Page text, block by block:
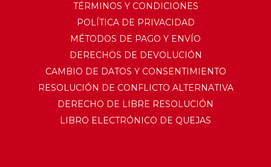
TÉRMINOS Y CONDICIONES
POLÍTICA DE PRIVACIDAD
MÉTODOS DE PAGO Y ENVÍO
DERECHOS DE DEVOLUCIÓN
CAMBIO DE DATOS Y CONSENTIMIENTO
RESOLUCIÓN DE CONFLICTO ALTERNATIVA
DERECHO DE LIBRE RESOLUCIÓN
LIBRO ELECTRÓNICO DE QUEJAS